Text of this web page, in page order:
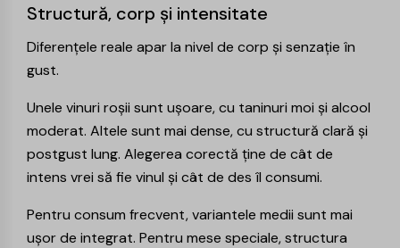
Structură, corp și intensitate
Diferențele reale apar la nivel de corp și senzație în
gust.
Unele vinuri roșii sunt ușoare, cu taninuri moi și alcool
moderat. Altele sunt mai dense, cu structură clară și
postgust lung. Alegerea corectă ține de cât de
intens vrei să fie vinul și cât de des îl consumi.
Pentru consum frecvent, variantele medii sunt mai
ușor de integrat. Pentru mese speciale, structura